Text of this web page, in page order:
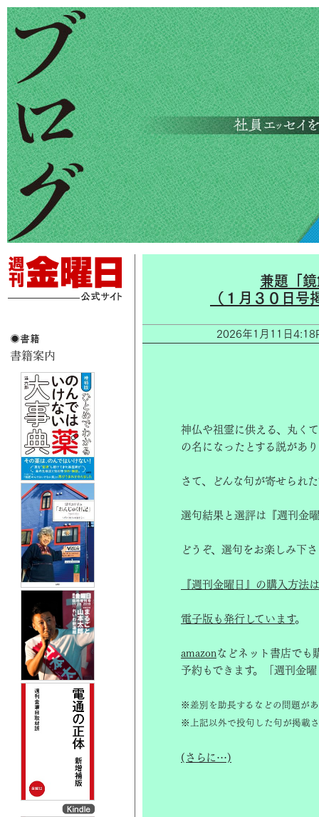
兼題「
（１月３０日
2026年1月11日
神仏や祖霊に供える、丸く
の名になったとする説があ
さて、どんな句が寄せられ
選句結果と選評は『週刊金
どうぞ、選句をお楽しみ下
『週刊金曜日』の購入方法
電子版も発行しています。
amazon などネット書店でも
予約もできます。「週刊金
※差別を助長するなどの問題が
※上記以外で投句した句が掲載
(さらに…)